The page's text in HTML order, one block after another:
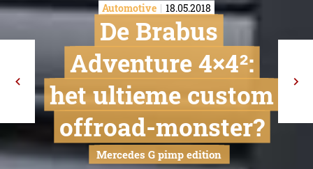
Automotive 18.05.2018